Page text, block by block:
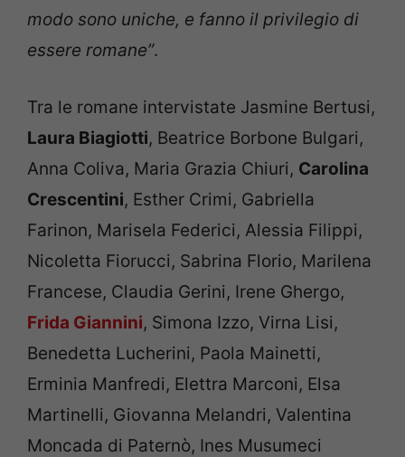
modo sono uniche, e fanno il privilegio di
essere romane”.
Tra le romane intervistate Jasmine Bertusi,
Laura Biagiotti, Beatrice Borbone Bulgari,
Anna Coliva, Maria Grazia Chiuri, Carolina
Crescentini, Esther Crimi, Gabriella
Farinon, Marisela Federici, Alessia Filippi,
Nicoletta Fiorucci, Sabrina Florio, Marilena
Francese, Claudia Gerini, Irene Ghergo,
Frida Giannini, Simona Izzo, Virna Lisi,
Benedetta Lucherini, Paola Mainetti,
Erminia Manfredi, Elettra Marconi, Elsa
Martinelli, Giovanna Melandri, Valentina
Moncada di Paternò, Ines Musumeci